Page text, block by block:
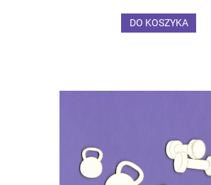
DO KOSZYKA